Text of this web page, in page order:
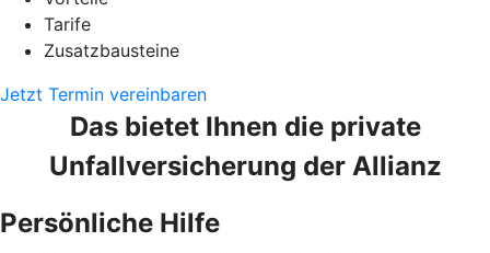
Tarife
Zusatzbausteine
Jetzt Termin vereinbaren
Das bietet Ihnen die private
Unfallversicherung der Allianz
Persönliche Hilfe